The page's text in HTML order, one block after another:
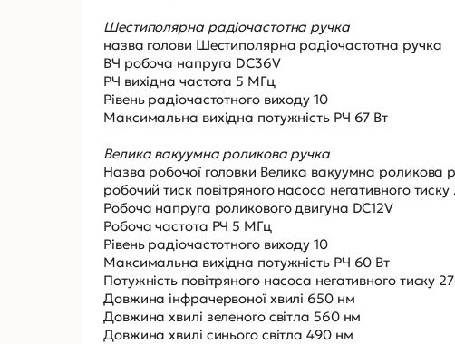
Шестиполярна радіочастотна ручка
назва голови Шестиполярна радіочастотна ручка
ВЧ робоча напруга DC36V
РЧ вихідна частота 5 МГц
Рівень радіочастотного виходу 10
Максимальна вихідна потужність РЧ 67 Вт
Велика вакуумна роликова ручка
Назва робочої головки Велика вакуумна роликова
робочий тиск повітряного насоса негативного
Робоча напруга роликового двигуна DC12V
Робоча частота РЧ 5 МГц
Рівень радіочастотного виходу 10
Максимальна вихідна потужність РЧ 60 Вт
Потужність повітряного насоса негативного тиску
Довжина інфрачервоної хвилі 650 нм
Довжина хвилі зеленого світла 560 нм
Довжина хвилі синього світла 490 нм